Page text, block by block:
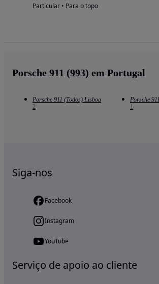
Particular • Para o topo
Porsche 911 (993) em Portugal
Porsche 911 (Todos) Lisboa
2
Porsche
1
Siga-nos
Facebook
Instagram
YouTube
Serviço de apoio ao cliente